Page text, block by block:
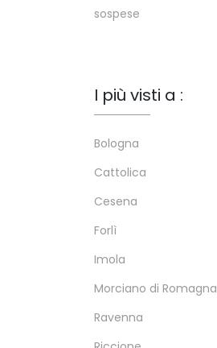
sospese
I più visti a :
Bologna
Cattolica
Cesena
Forlì
Imola
Morciano di Romagna
Ravenna